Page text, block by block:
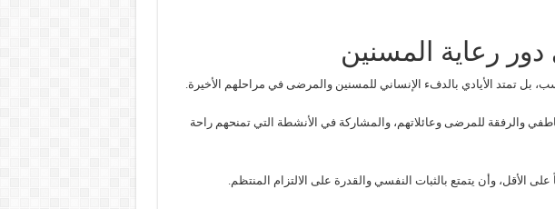
رعاية المسنين
والرفقة للمرضى وعائلاتهم، والمشاركة في الأنشطة التي تمنحهم راحة